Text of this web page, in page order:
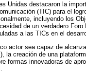
Unidas destacaron la
(TIC) para el
incluyendo los
de un verdadero Foro
a las TICs en el
actor sea capaz de
la creación de una
formas innovadoras de